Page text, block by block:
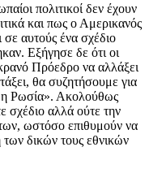
πολιτικοί δεν έχουν
και πως ο Αμερικανός
αυτούς ένα σχέδιο
Εξήγησε δε ότι οι
Πρόεδρο να αλλάξει
θα συζητήσουμε για
η Ρωσία». Ακολούθως
σχέδιο αλλά ούτε την
ωστόσο επιθυμούν να
δικών τους εθνικών